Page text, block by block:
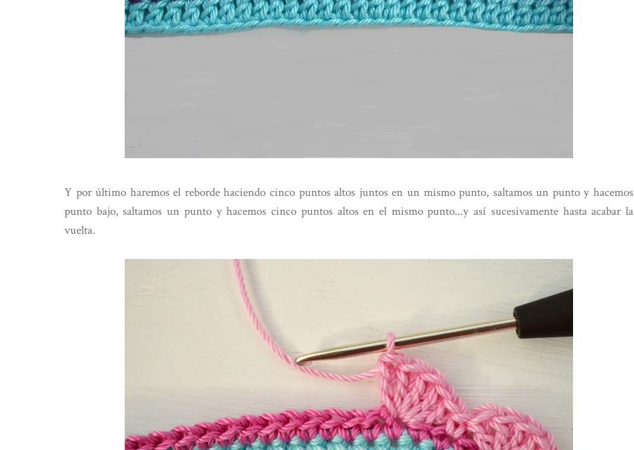
Y por último haremos el reborde haciendo cinco puntos altos juntos en un mismo punto, saltamos un punto y hacemos
punto bajo, saltamos un punto y hacemos cinco puntos altos en el mismo punto...y así sucesivamente hasta acabar la
vuelta.